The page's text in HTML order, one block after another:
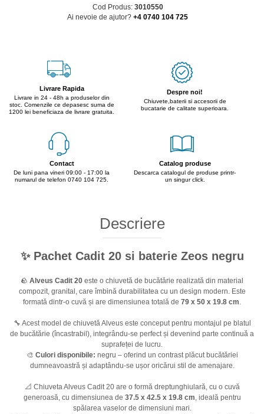
Cod Produs: 3010550
Ai nevoie de ajutor? +4 0740 104 725
Livrare Rapida
Livrare in 24 - 48h a produselor din
stoc. Comenzile ce depasesc suma de
1200 lei beneficiaza de livrare gratuita.
Despre noi!
Chiuvete,baterii si accesorii de
bucatarie de calitate superioara.
Contact
De luni pana vineri 09:00 - 17:00 la
numarul de telefon 0740 104 725.
Catalog produse
Descarca catalogul de produse printr-
un singur click.
Descriere
✨ Pachet Cadit 20 si baterie Zeos negru
🪨 Alveus Cadit 20 este o chiuvetă de bucătărie realizată din material
compozit, granital, care îmbină durabilitatea cu un design modern. Este
formată dintr-o cuvă și are dimensiunea totală de 79 x 50 x 19.8 cm.
🔧 Acest model de chiuvetă Alveus este conceput pentru montajul pe blatul
de bucătărie (încastrabil), integrându-se perfect și devenind parte continuă a
suprafeței de lucru.
🎨 Culori disponibile: negru – oferind un contrast plăcut bucătăriei
dumneavoastră și adaptându-se ușor oricărui stil de amenajare.
📐 Chiuveta Alveus Cadit 20 are o formă dreptunghiulară, cu o cuvă
generoasă, cu dimensiunea de 37.5 x 42.5 x 19.8 cm, ideală pentru
spălarea vaselor de dimensiuni mari.